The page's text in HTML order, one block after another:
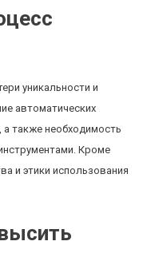
уникальности и
автоматических
также необходимость
Кроме
и этики использования